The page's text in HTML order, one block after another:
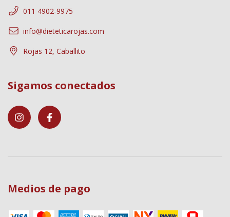
011 4902-9975
info@dieteticarojas.com
Rojas 12, Caballito
Sigamos conectados
Medios de pago